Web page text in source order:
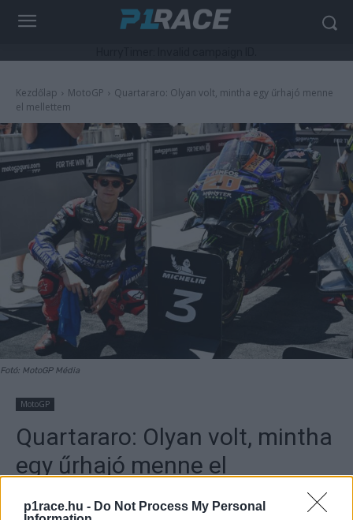
p1race.hu - Do Not Process My Personal
Kezdőlap MotoGP
Quartararo: Olyan volt, mintha egy űrhajó menne
el mellettem
Fotó: MotoGP Média
MotoGP
Quartararo: Olyan volt, mintha
egy űrhajó menne el